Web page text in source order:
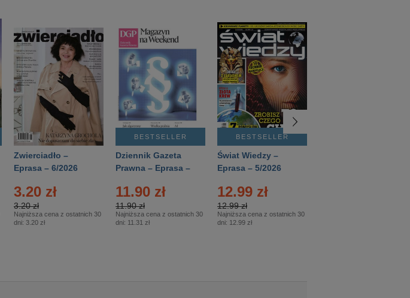
Zwierciadło –
Eprasa – 6/2026
3.20 zł
3.20 zł
Najniższa cena z ostatnich 30
dni: 3.20 zł
BESTSELLER
Dziennik Gazeta
Prawna – Eprasa –
11.90 zł
11.90 zł
Najniższa cena z ostatnich 30
dni: 11.31 zł
BESTSELLER
Świat Wiedzy –
Eprasa – 5/2026
12.99 zł
12.99 zł
Najniższa cena z ostatnich 30
dni: 12.99 zł